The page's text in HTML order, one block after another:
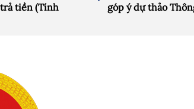
tiền (Tính
góp ý dự thảo